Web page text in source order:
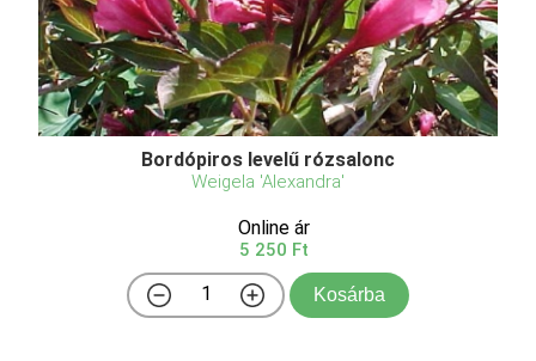
Bordópiros levelű rózsalonc
Weigela 'Alexandra'
Online ár
5 250 Ft
Kosárba